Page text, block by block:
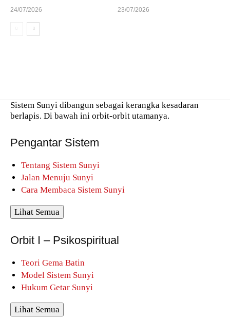
24/07/2026 23/07/2026
Sistem Sunyi dibangun sebagai kerangka kesadaran
berlapis. Di bawah ini orbit-orbit utamanya.
Pengantar Sistem
Tentang Sistem Sunyi
Jalan Menuju Sunyi
Cara Membaca Sistem Sunyi
Lihat Semua
Orbit I – Psikospiritual
Teori Gema Batin
Model Sistem Sunyi
Hukum Getar Sunyi
Lihat Semua